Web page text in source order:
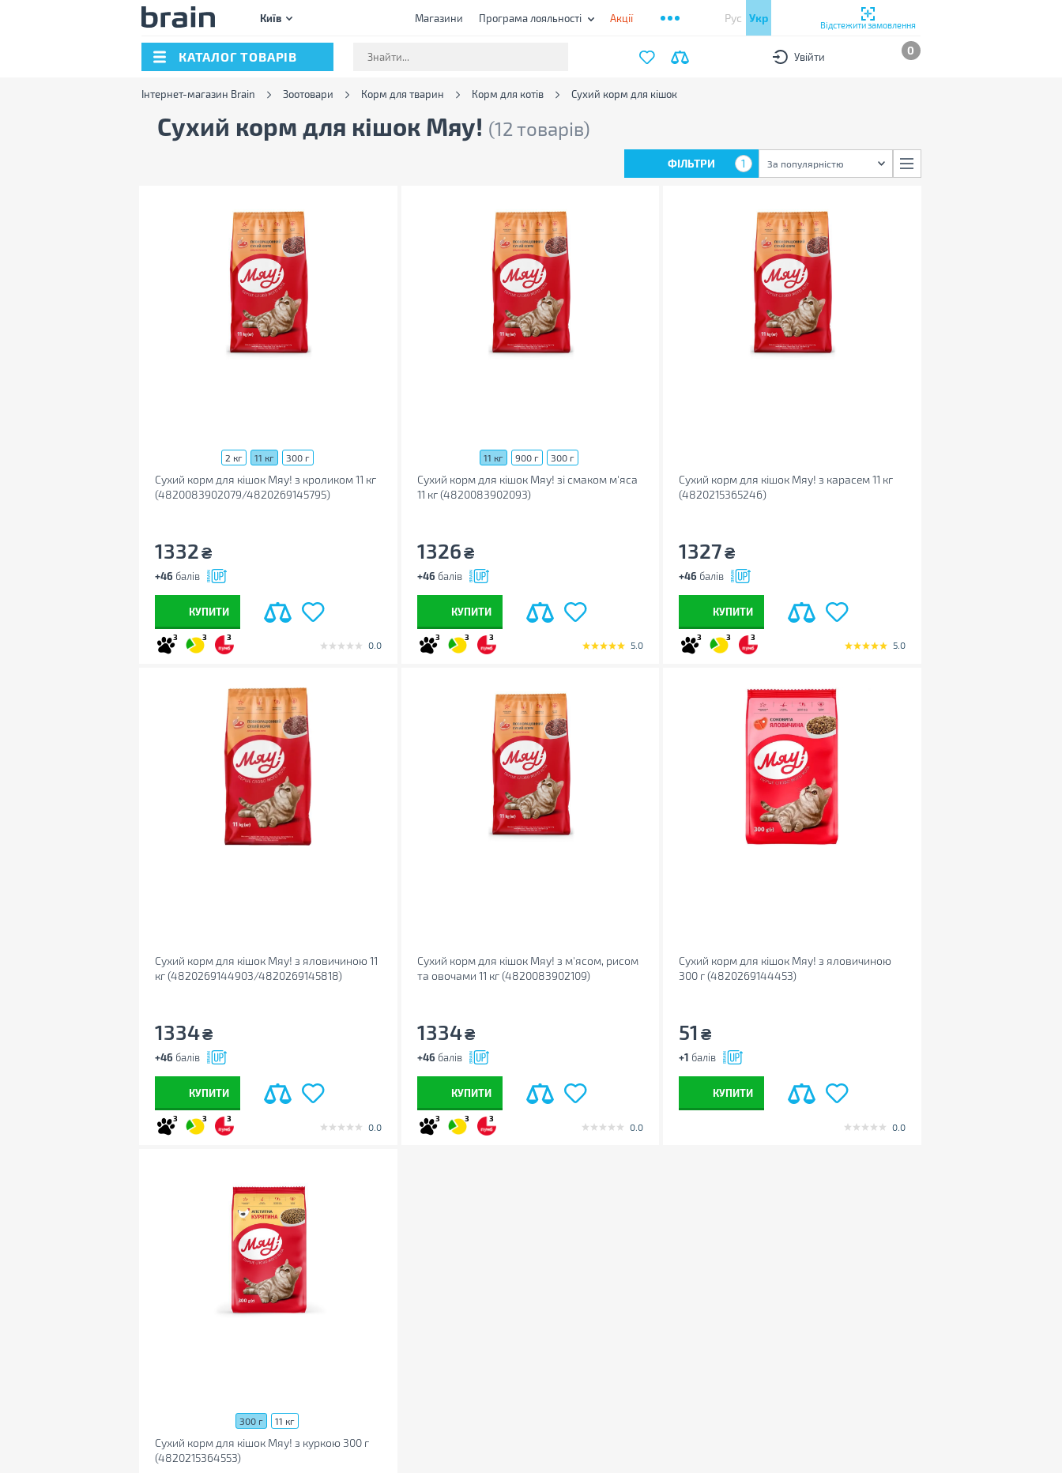
Київ Магазини Програма лояльності Акції Рус Укр
Відстежити замовлення
КАТАЛОГ ТОВАРІВ Увійти 0
Інтернет-магазин Brain Зоотовари Корм для тварин Корм для котів Сухий корм для кішок
Сухий корм для кішок Мяу! (12 товарів)
ФІЛЬТРИ 1 За популярністю
2 кг 11 кг 300 г
Сухий корм для кішок Мяу! з кроликом 11 кг
(4820083902079/4820269145795)
1332₴
+46 балів
КУПИТИ
3 3 3
0.0
11 кг 900 г 300 г
Сухий корм для кішок Мяу! зі смаком м'яса
11 кг (4820083902093)
1326₴
+46 балів
КУПИТИ
3 3 3
5.0
Сухий корм для кішок Мяу! з карасем 11 кг
(4820215365246)
1327₴
+46 балів
КУПИТИ
3 3 3
5.0
Сухий корм для кішок Мяу! з яловичиною 11
кг (4820269144903/4820269145818)
1334₴
+46 балів
КУПИТИ
3 3 3
0.0
Сухий корм для кішок Мяу! з м'ясом, рисом
та овочами 11 кг (4820083902109)
1334₴
+46 балів
КУПИТИ
3 3 3
0.0
Сухий корм для кішок Мяу! з яловичиною
300 г (4820269144453)
51 ₴
+1 балів
КУПИТИ
0.0
300 г 11 кг
Сухий корм для кішок Мяу! з куркою 300 г
(4820215364553)